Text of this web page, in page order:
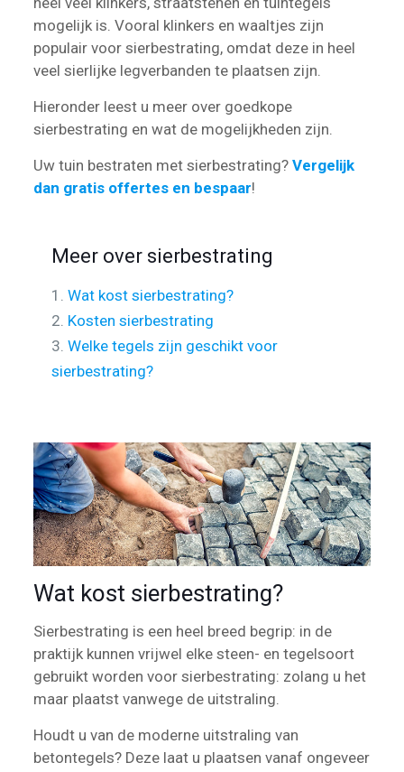
mogelijk is. Vooral klinkers en waaltjes zijn
populair voor sierbestrating, omdat deze in heel
veel sierlijke legverbanden te plaatsen zijn.
Hieronder leest u meer over goedkope
sierbestrating en wat de mogelijkheden zijn.
Uw tuin bestraten met sierbestrating? Vergelijk
dan gratis offertes en bespaar!
Meer over sierbestrating
1. Wat kost sierbestrating?
2. Kosten sierbestrating
3. Welke tegels zijn geschikt voor
sierbestrating?
Wat kost sierbestrating?
Sierbestrating is een heel breed begrip: in de
praktijk kunnen vrijwel elke steen- en tegelsoort
gebruikt worden voor sierbestrating: zolang u het
maar plaatst vanwege de uitstraling.
Houdt u van de moderne uitstraling van
betontegels? Deze laat u plaatsen vanaf ongeveer